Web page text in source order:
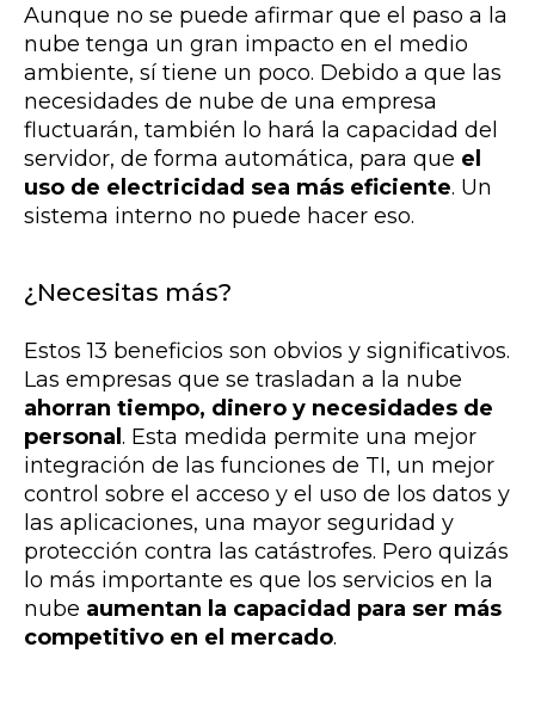
Aunque no se puede afirmar que el paso a la
nube tenga un gran impacto en el medio
ambiente, sí tiene un poco. Debido a que las
necesidades de nube de una empresa
fluctuarán, también lo hará la capacidad del
servidor, de forma automática, para que el
uso de electricidad sea más eficiente. Un
sistema interno no puede hacer eso.
¿Necesitas más?
Estos 13 beneficios son obvios y significativos.
Las empresas que se trasladan a la nube
ahorran tiempo, dinero y necesidades de
personal . Esta medida permite una mejor
integración de las funciones de TI, un mejor
control sobre el acceso y el uso de los datos y
las aplicaciones, una mayor seguridad y
protección contra las catástrofes. Pero quizás
lo más importante es que los servicios en la
nube aumentan la capacidad para ser más
competitivo en el mercado.